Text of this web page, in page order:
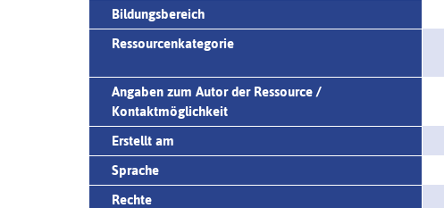
Bildungsbereich
Ressourcenkategorie
Angaben zum Autor der Ressource /
Kontaktmöglichkeit
Erstellt am
Sprache
Rechte